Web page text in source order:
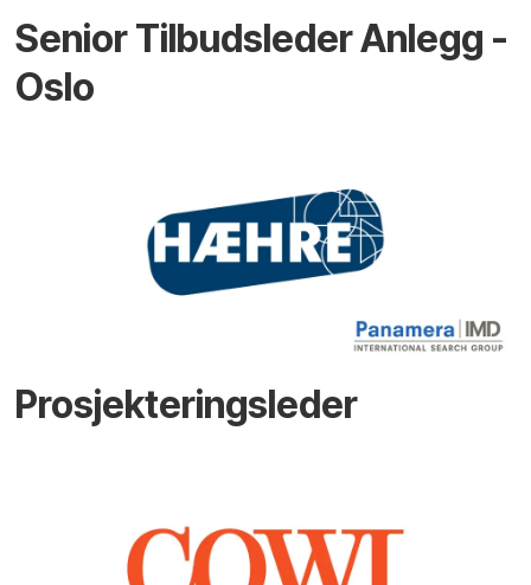
Senior Tilbudsleder Anlegg -
Oslo
Prosjekteringsleder